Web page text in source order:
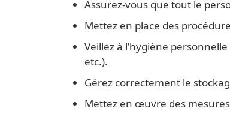
Assurez-vous que tout le
Mettez en place des
Veillez à l’hygiène
etc.).
Gérez correctement le
Mettez en œuvre des